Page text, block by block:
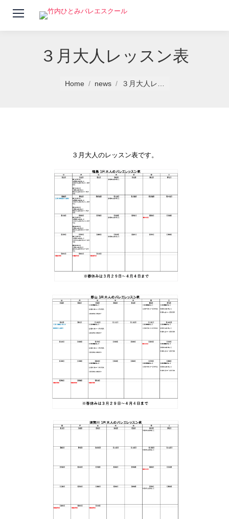
３月大人レッスン表
Home news ３月大人レ…
３月大人のレッスン表です。